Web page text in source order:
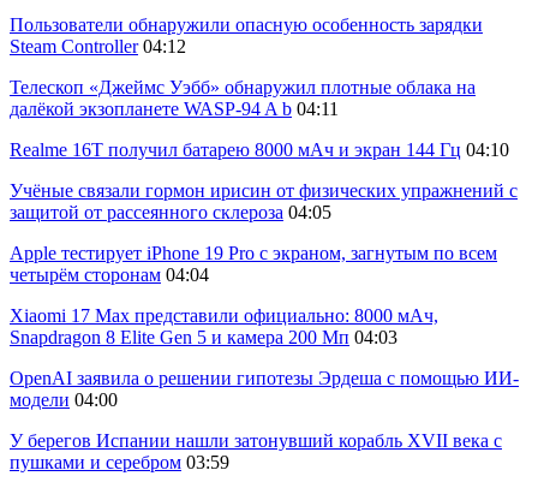
Пользователи обнаружили опасную особенность зарядки
Steam Controller 04:12
Телескоп «Джеймс Уэбб» обнаружил плотные облака на
далёкой экзопланете WASP-94 A b 04:11
Realme 16T получил батарею 8000 мАч и экран 144 Гц 04:10
Учёные связали гормон ирисин от физических упражнений с
защитой от рассеянного склероза 04:05
Apple тестирует iPhone 19 Pro с экраном, загнутым по всем
четырём сторонам 04:04
Xiaomi 17 Max представили официально: 8000 мАч,
Snapdragon 8 Elite Gen 5 и камера 200 Мп 04:03
OpenAI заявила о решении гипотезы Эрдеша с помощью ИИ-
модели 04:00
У берегов Испании нашли затонувший корабль XVII века с
пушками и серебром 03:59